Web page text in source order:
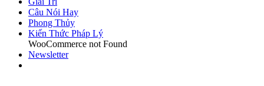
Câu Nói Hay
Phong Thủy
Kiến Thức Pháp Lý
WooCommerce not Found
Newsletter